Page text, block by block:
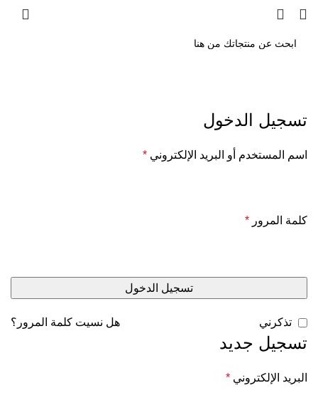
تسجيل الدخول
اسم المستخدم أو البريد الإلكتروني *
كلمة المرور *
تسجيل الدخول
هل نسيت كلمة المرور؟ تذكرني
تسجيل جديد
البريد الإلكتروني *